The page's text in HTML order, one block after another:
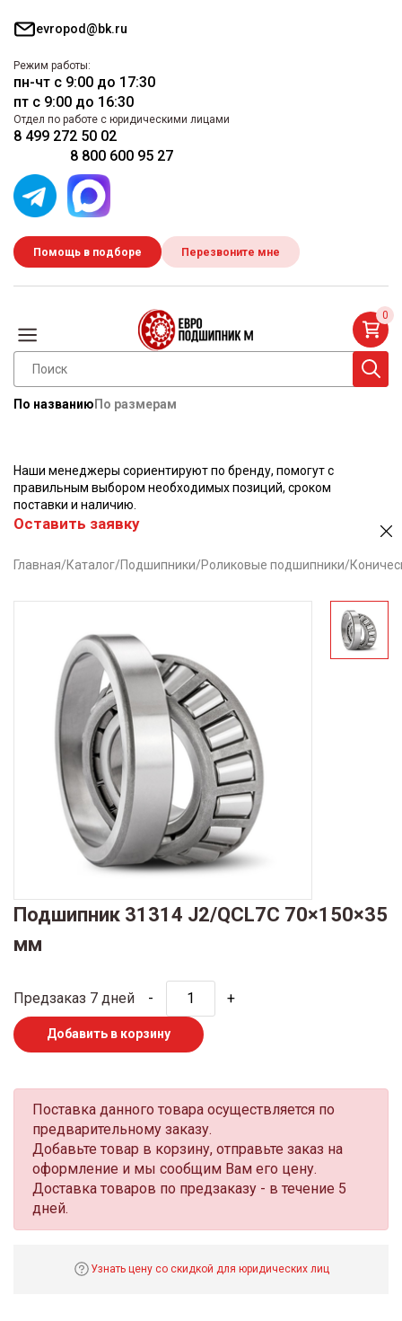
evropod@bk.ru
Режим работы:
пн-чт с 9:00 до 17:30
пт с 9:00 до 16:30
Отдел по работе с юридическими лицами
8 499 272 50 02
8 800 600 95 27
Помощь в подборе Перезвоните мне
По названию По размерам
0
Наши менеджеры сориентируют по бренду, помогут с
правильным выбором необходимых позиций, сроком
поставки и наличию.
Оставить заявку
Главная/Каталог/Подшипники/Роликовые подшипники/
Подшипник 31314 J2/QCL7C 70×150×35
мм
Предзаказ 7 дней - +
Добавить в корзину
Поставка данного товара осуществляется по
предварительному заказу.
Добавьте товар в корзину, отправьте заказ на
оформление и мы сообщим Вам его цену.
Доставка товаров по предзаказу - в течение 5
дней.
Узнать цену со скидкой для юридических лиц